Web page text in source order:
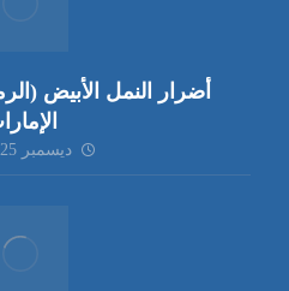
أضرار النمل الأبيض
ديسمبر 25, 2025